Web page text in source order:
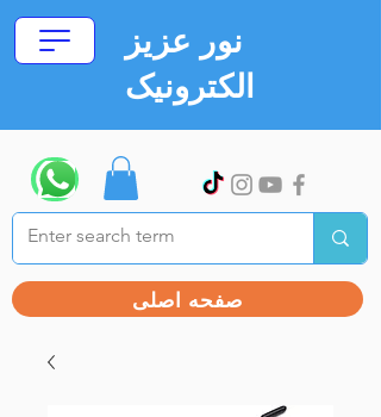
نور عزیز
الکترونیک
صفحه اصلی